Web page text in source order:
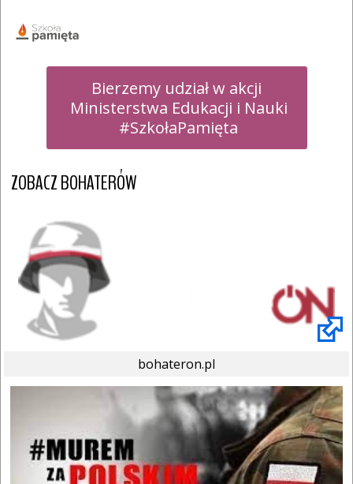
Bierzemy udział w akcji
#SzkołaPamięta
ZOBACZ BOHATERÓW
bohateron.pl